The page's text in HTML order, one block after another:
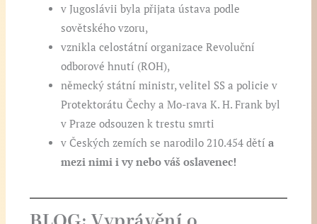
v Jugoslávii byla přijata ústava podle
sovětského vzoru,
vznikla celostátní organizace Revoluční
odborové hnutí (ROH),
německý státní ministr, velitel SS a policie v
Protektorátu Čechy a Mo-rava K. H. Frank byl
v Praze odsouzen k trestu smrti
v Českých zemích se narodilo 210.454 dětía
mezi nimi i vy nebo váš oslavenec!